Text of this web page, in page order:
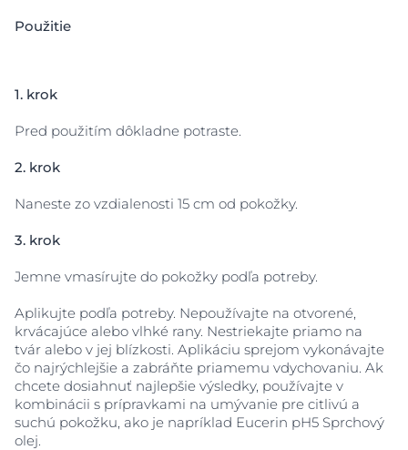
Použitie
1. krok
Pred použitím dôkladne potraste.
2. krok
Naneste zo vzdialenosti 15 cm od pokožky.
3. krok
Jemne vmasírujte do pokožky podľa potreby.
Aplikujte podľa potreby. Nepoužívajte na otvorené,
krvácajúce alebo vlhké rany. Nestriekajte priamo na
tvár alebo v jej blízkosti. Aplikáciu sprejom vykonávajte
čo najrýchlejšie a zabráňte priamemu vdychovaniu. Ak
chcete dosiahnuť najlepšie výsledky, používajte v
kombinácii s prípravkami na umývanie pre citlivú a
suchú pokožku, ako je napríklad Eucerin pH5 Sprchový
olej.